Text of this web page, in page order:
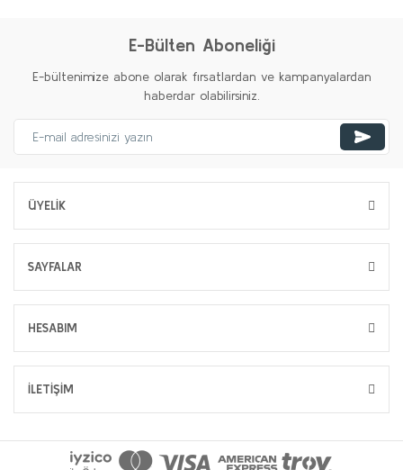
E-Bülten Aboneliği
E-bültenimize abone olarak fırsatlardan ve kampanyalardan
haberdar olabilirsiniz.
ÜYELİK
SAYFALAR
HESABIM
İLETİŞİM